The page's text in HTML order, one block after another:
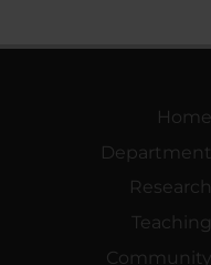
Home
Department
Research
Teaching
Community